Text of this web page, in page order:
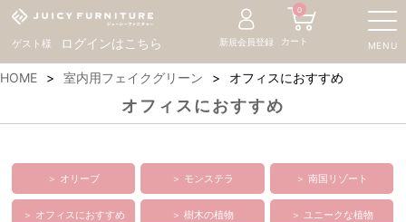
ゲスト様 ログインはこちら MENU
新規会員登録 カート
0
HOME 室内用フェイクグリーン オフィスにおすすめ
オフィスにおすすめ
＞ オリーブ ＞ モンステラ ＞ 南国リゾート
＞ オフィスにおすすめ ＞ 樹木の植物 ＞ ユニークな植物